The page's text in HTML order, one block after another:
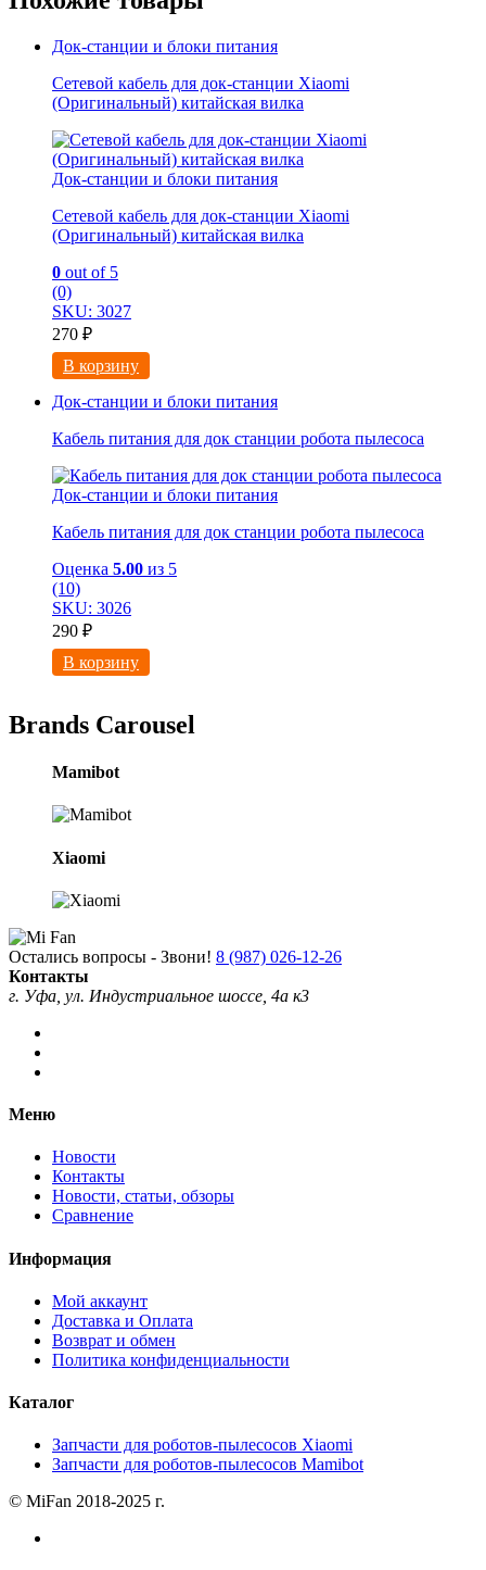
Док-станции и блоки питания
Сетевой кабель для док-станции Xiaomi
(Оригинальный) китайская вилка
Док-станции и блоки питания
Сетевой кабель для док-станции Xiaomi
(Оригинальный) китайская вилка
0 out of 5
(0)
SKU: 3027
270 ₽
В корзину
Док-станции и блоки питания
Кабель питания для док станции робота пылесоса
Док-станции и блоки питания
Кабель питания для док станции робота пылесоса
Оценка 5.00 из 5
(10)
SKU: 3026
290 ₽
В корзину
Brands Carousel
Mamibot
Xiaomi
Остались вопросы - Звони! 8 (987) 026-12-26
Контакты
г. Уфа, ул. Индустриальное шоссе, 4а к3
Меню
Новости
Контакты
Новости, статьи, обзоры
Сравнение
Информация
Мой аккаунт
Доставка и Оплата
Возврат и обмен
Политика конфиденциальности
Каталог
Запчасти для роботов-пылесосов Xiaomi
Запчасти для роботов-пылесосов Mamibot
© MiFan 2018-2025 г.